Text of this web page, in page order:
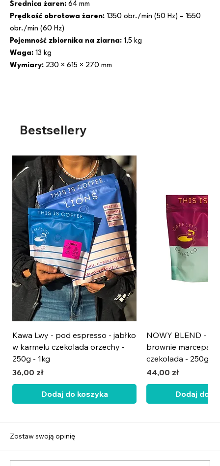
Średnica żaren: 64 mm
Prędkość obrotowa żaren: 1350 obr./min (50 Hz) – 1550
obr./min (60 Hz)
Pojemność zbiornika na ziarna: 1,5 kg
Waga: 13 kg
Wymiary: 230 × 615 × 270 mm
Zostaw swoją opinię
Bestsellery
Kawa Lwy - pod espresso - jabłko
w karmelu czekolada orzechy -
250g - 1kg
Cena
36,00 zł
Dodaj do koszyka
NOWY BLEND -
brownie marcepan
czekolada - 250g -
Cena
44,00 zł
Dodaj do